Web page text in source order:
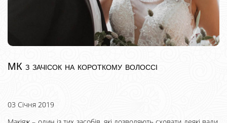
МК з зачісок на короткому волоссі
03 Січня 2019